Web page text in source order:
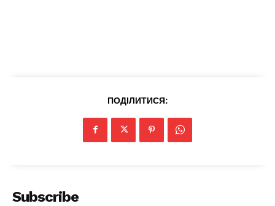
Company
Політика конфіденційності
ПОДІЛИТИСЯ:
Subscribe